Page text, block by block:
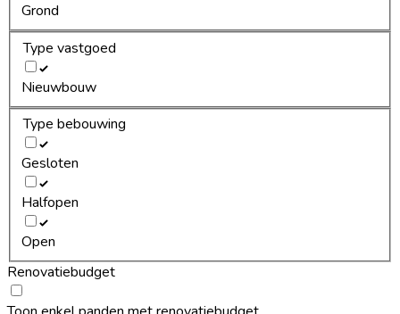
Grond
Type vastgoed
Nieuwbouw
Type bebouwing
Gesloten
Halfopen
Open
Renovatiebudget